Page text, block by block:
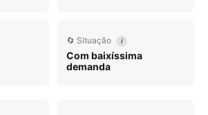
🔄 Situação i
Com baixíssima
demanda